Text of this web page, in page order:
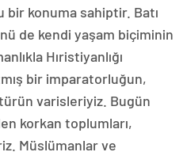
bir konuma sahiptir. Batı
de kendi yaşam biçiminin
Hıristiyanlığı
bir imparatorluğun,
varisleriyiz. Bugün
korkan toplumları,
Müslümanlar ve